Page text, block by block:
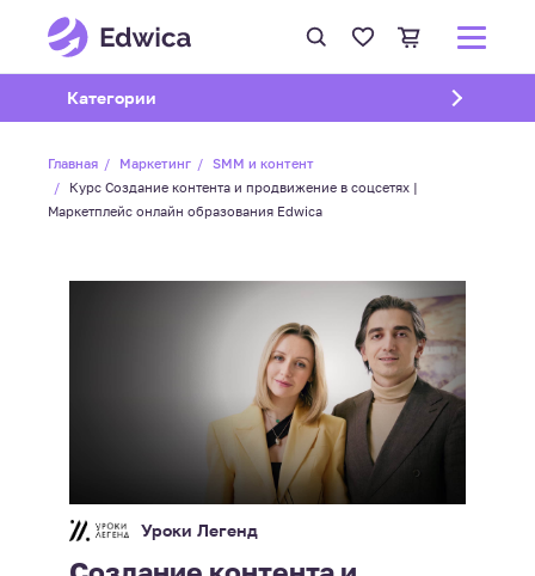
Открыть подменю
Категории
Главная Маркетинг
SMM и контент
Курс Создание контента и продвижение в соцсетях |
Маркетплейс онлайн образования Edwica
Уроки Легенд